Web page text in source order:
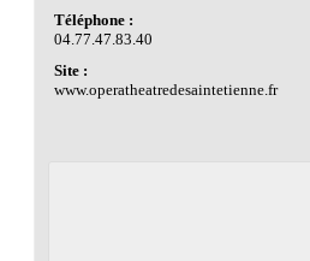
Téléphone :
04.77.47.83.40
Site :
www.operatheatredesaintetienne.fr